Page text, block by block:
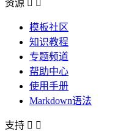
资源
模板社区
知识教程
专题频道
帮助中心
使用手册
Markdown语法
支持  